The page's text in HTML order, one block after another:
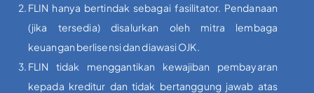
FLIN hanya bertindak sebagai fasilitator. Pendanaan
(jika tersedia) disalurkan oleh mitra lembaga
keuangan berlisensi dan diawasi OJK.
FLIN tidak menggantikan kewajiban pembayaran
kepada kreditur dan tidak bertanggung jawab atas